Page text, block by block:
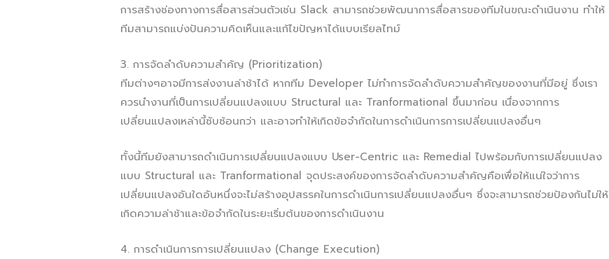
การสร้างช่องทางการสื่อสารส่วนตัวเช่น Slack สามารถช่วยพัฒนาการสื่อสารของทีมในขณะดำเนินงาน ทำให้
ทีมสามารถแบ่งปันความคิดเห็นและแก้ไขปัญหาได้แบบเรียลไทม์
3. การจัดลำดับความสำคัญ (Prioritization)
​​ทีมต่างๆอาจมีการส่งงานล่าช้าได้ หากทีม Developer ไม่ทำการจัดลำดับความสำคัญของงานที่มีอยู่ ซึ่งเรา
ควรนำงานที่เป็นการเปลี่ยนแปลงแบบ Structural และ Tranformational ขึ้นมาก่อน เนื่องจากการ
เปลี่ยนแปลงเหล่านี้ซับซ้อนกว่า และอาจทำให้เกิดข้อจำกัดในการดำเนินการการเปลี่ยนแปลงอื่นๆ
ทั้งนี้ทีมยังสามารถดำเนินการเปลี่ยนแปลงแบบ User-Centric และ Remedial ไปพร้อมกับการเปลี่ยนแปลง
แบบ Structural และ Tranformational จุดประสงค์ของการจัดลำดับความสำคัญคือเพื่อให้แน่ใจว่าการ
เปลี่ยนแปลงอันใดอันหนึ่งจะไม่สร้างอุปสรรคในการดำเนินการเปลี่ยนแปลงอื่นๆ ซึ่งจะสามารถช่วยป้องกันไม่ให้
เกิดความล่าช้าและข้อจำกัดในระยะเริ่มต้นของการดำเนินงาน
4. การดำเนินการการเปลี่ยนแปลง (Change Execution)